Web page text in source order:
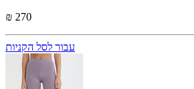
₪ 270
עבור לסל הקניות